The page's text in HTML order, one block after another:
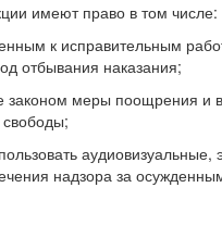
имеют право в том числе:
к исправительным
отбывания наказания;
законом меры поощрения
свободы;
надзора за